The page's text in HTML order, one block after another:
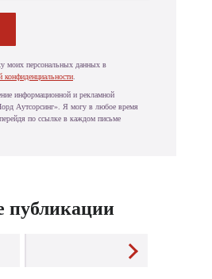
моих персональных данных в
конфиденциальности
информационной и рекламной
Аутсорсинг». Я могу в любое время
по ссылке в каждом письме
публикации